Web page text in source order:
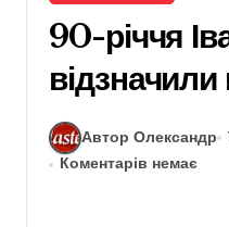
90-річчя
Автор Олександр
Коментарів немає